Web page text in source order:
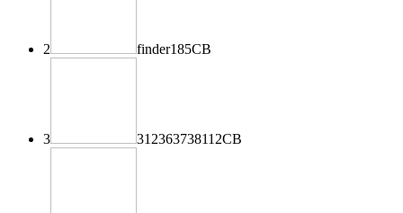
2 finder185CB
3 312363738112CB